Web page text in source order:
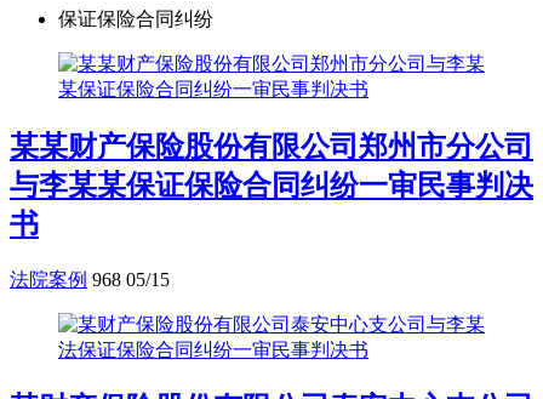
保证保险合同纠纷
某某财产保险股份有限公司郑州市分公司
与李某某保证保险合同纠纷一审民事判决
书
法院案例 968 05/15